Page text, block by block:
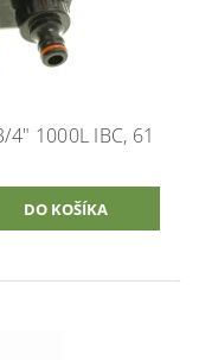
4" 1000L IBC, 61